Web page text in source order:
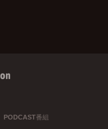
PODCAST番組